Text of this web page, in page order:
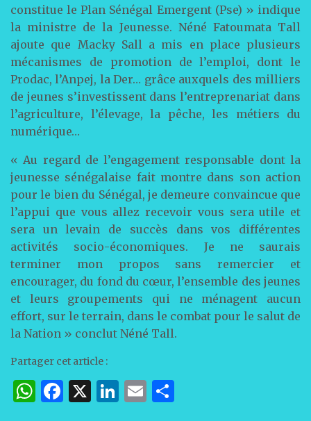
constitue le Plan Sénégal Emergent (Pse) » indique
la ministre de la Jeunesse. Néné Fatoumata Tall
ajoute que Macky Sall a mis en place plusieurs
mécanismes de promotion de l’emploi, dont le
Prodac, l’Anpej, la Der… grâce auxquels des milliers
de jeunes s’investissent dans l’entreprenariat dans
l’agriculture, l’élevage, la pêche, les métiers du
numérique…
« Au regard de l’engagement responsable dont la
jeunesse sénégalaise fait montre dans son action
pour le bien du Sénégal, je demeure convaincue que
l’appui que vous allez recevoir vous sera utile et
sera un levain de succès dans vos différentes
activités socio-économiques. Je ne saurais
terminer mon propos sans remercier et
encourager, du fond du cœur, l’ensemble des jeunes
et leurs groupements qui ne ménagent aucun
effort, sur le terrain, dans le combat pour le salut de
la Nation » conclut Néné Tall.
Partager cet article :
W F
X
Li E